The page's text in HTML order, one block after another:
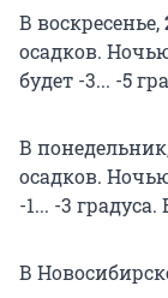
В воскресенье,
осадков.
будет -3... -5
В
осадков.
-1... -3
В